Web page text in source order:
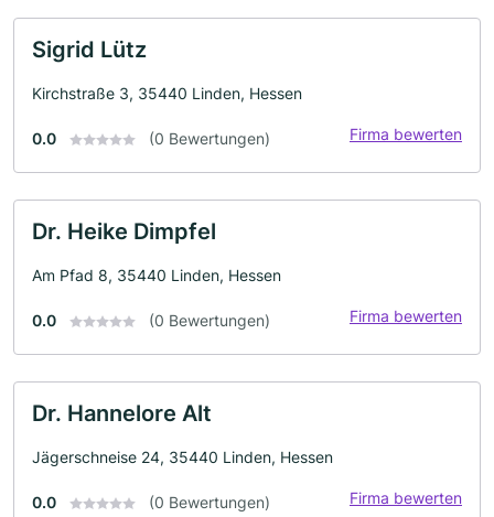
Sigrid Lütz
Kirchstraße 3, 35440 Linden, Hessen
0.0 (0 Bewertungen) Firma bewerten
Dr. Heike Dimpfel
Am Pfad 8, 35440 Linden, Hessen
0.0 (0 Bewertungen) Firma bewerten
Dr. Hannelore Alt
Jägerschneise 24, 35440 Linden, Hessen
0.0 (0 Bewertungen) Firma bewerten